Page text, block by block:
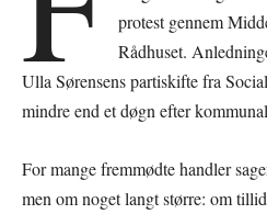
protest gennem
Rådhuset.
Ulla Sørensens partiskifte fra
mindre end et døgn efter
For mange fremmødte handler
men om noget langt større: om